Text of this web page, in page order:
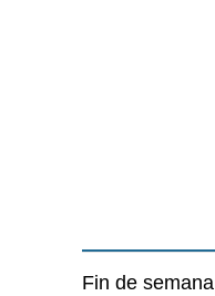
Fin de semana